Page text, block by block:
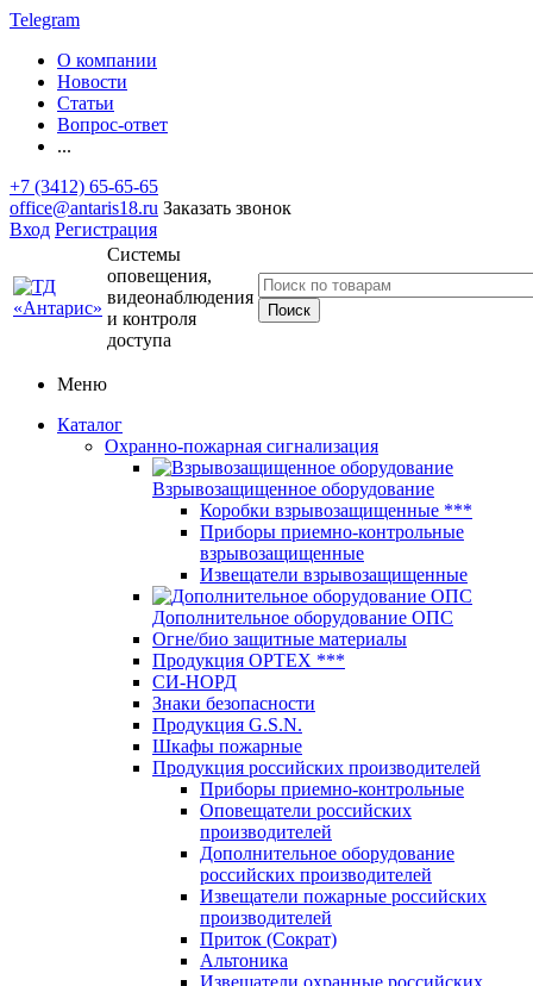
Telegram
О компании
Новости
Статьи
Вопрос-ответ
...
+7 (3412) 65-65-65
office@antaris18.ru Заказать звонок
Вход Регистрация
Системы
оповещения,
видеонаблюдения
и контроля
доступа
Меню
Каталог
Охранно-пожарная сигнализация
Взрывозащищенное оборудование
Коробки взрывозащищенные ***
Приборы приемно-контрольные
взрывозащищенные
Извещатели взрывозащищенные
Дополнительное оборудование ОПС
Огне/био защитные материалы
Продукция OPTEХ ***
СИ-НОРД
Знаки безопасности
Продукция G.S.N.
Шкафы пожарные
Продукция российских производителей
Приборы приемно-контрольные
Оповещатели российских
производителей
Дополнительное оборудование
российских производителей
Извещатели пожарные российских
производителей
Приток (Сократ)
Альтоника
Извещатели охранные российских